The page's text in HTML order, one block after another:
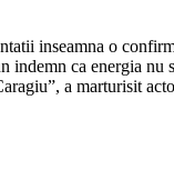
inseamna o
indemn ca energia
a marturisit